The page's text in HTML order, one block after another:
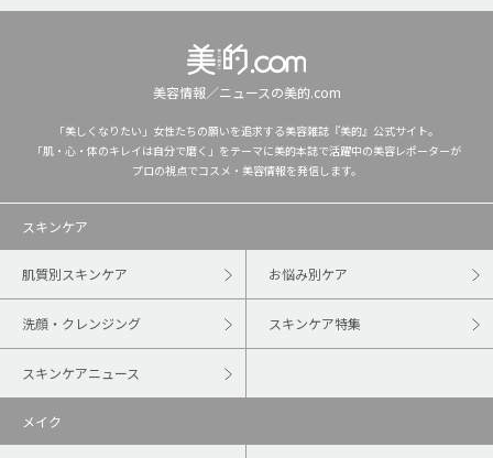
美容情報／ニュースの美的.com
「美しくなりたい」女性たちの願いを追求する美容雑誌『美的』公式サイト。
「肌・心・体のキレイは自分で磨く」をテーマに美的本誌で活躍中の美容レポーターが
プロの視点でコスメ・美容情報を発信します。
スキンケア
肌質別スキンケア お悩み別ケア
洗顔・クレンジング スキンケア特集
スキンケアニュース
メイク